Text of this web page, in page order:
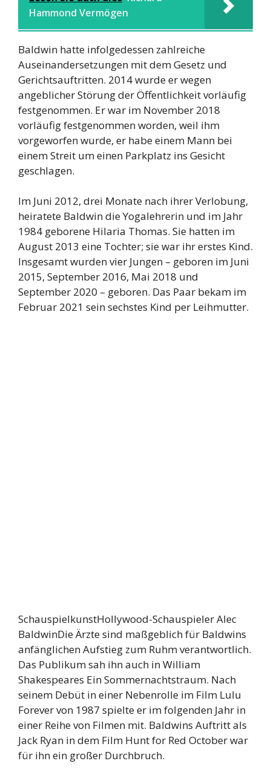
Hammond Vermögen
Baldwin hatte infolgedessen zahlreiche
Auseinandersetzungen mit dem Gesetz und
Gerichtsauftritten. 2014 wurde er wegen
angeblicher Störung der Öffentlichkeit vorläufig
festgenommen. Er war im November 2018
vorläufig festgenommen worden, weil ihm
vorgeworfen wurde, er habe einem Mann bei
einem Streit um einen Parkplatz ins Gesicht
geschlagen.
Im Juni 2012, drei Monate nach ihrer Verlobung,
heiratete Baldwin die Yogalehrerin und im Jahr
1984 geborene Hilaria Thomas. Sie hatten im
August 2013 eine Tochter; sie war ihr erstes Kind.
Insgesamt wurden vier Jungen – geboren im Juni
2015, September 2016, Mai 2018 und
September 2020 – geboren. Das Paar bekam im
Februar 2021 sein sechstes Kind per Leihmutter.
SchauspielkunstHollywood-Schauspieler Alec
BaldwinDie Ärzte sind maßgeblich für Baldwins
anfänglichen Aufstieg zum Ruhm verantwortlich.
Das Publikum sah ihn auch in William
Shakespeares Ein Sommernachtstraum. Nach
seinem Debüt in einer Nebenrolle im Film Lulu
Forever von 1987 spielte er im folgenden Jahr in
einer Reihe von Filmen mit. Baldwins Auftritt als
Jack Ryan in dem Film Hunt for Red October war
für ihn ein großer Durchbruch.